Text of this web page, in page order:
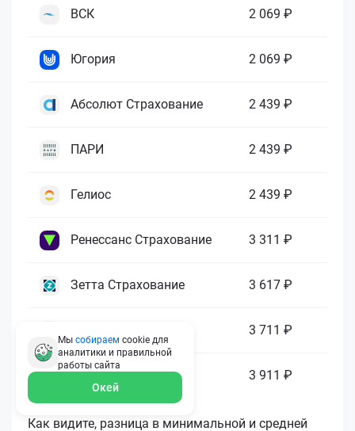
ВСК 2 069 ₽
Югория 2 069 ₽
Абсолют Страхование 2 439 ₽
ПАРИ 2 439 ₽
Гелиос 2 439 ₽
Ренессанс Страхование 3 311 ₽
Зетта Страхование 3 617 ₽
3 711 ₽
МАКС 3 911 ₽
Как видите, разница в минимальной и средней
Мы собираем cookie для
аналитики и правильной
работы сайта
Окей